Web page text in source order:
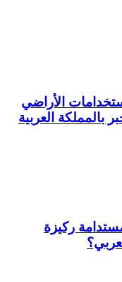
الأراضي
بالمملكة العربية
ركيزة